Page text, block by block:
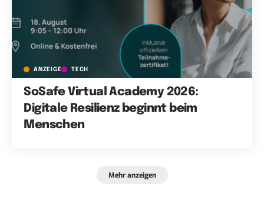
ANZEIGE TECH
SoSafe Virtual Academy 2026:
Digitale Resilienz beginnt beim
Menschen
Mehr anzeigen